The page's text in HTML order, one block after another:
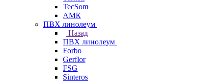
TecSom
АМК
ПВХ линолеум
Назад
ПВХ линолеум
Forbo
Gerflor
FSG
Sinteros